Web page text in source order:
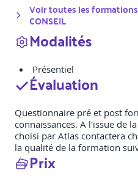
Voir toutes les
CONSEIL
Modalités
Présentiel
Évaluation
Questionnaire pré et post
connaissances. A l'issue de
choisi par Atlas contactera
la qualité de la formation
Prix